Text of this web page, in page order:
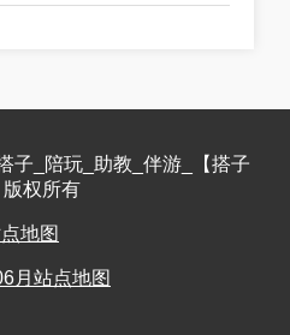
子_陪玩_助教_伴游_【搭子
版权所有
地图
月站点地图